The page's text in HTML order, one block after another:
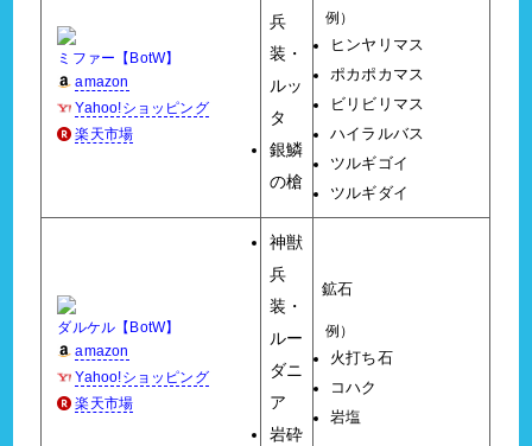
ミファー【BotW】
amazon
Yahoo!ショッピング
楽天市場
兵
装・
ルッ
タ
銀鱗
の槍
例）
ヒンヤリマス
ポカポカマス
ビリビリマス
ハイラルバス
ツルギゴイ
ツルギダイ
ダルケル【BotW】
amazon
Yahoo!ショッピング
楽天市場
神獣
兵
装・
ルー
ダニ
ア
岩砕
鉱石
例）
火打ち石
コハク
岩塩